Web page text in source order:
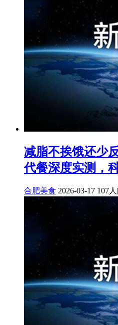
减脂不挨饿还少
代餐深度实测，
合肥美食 2026-03-17 107